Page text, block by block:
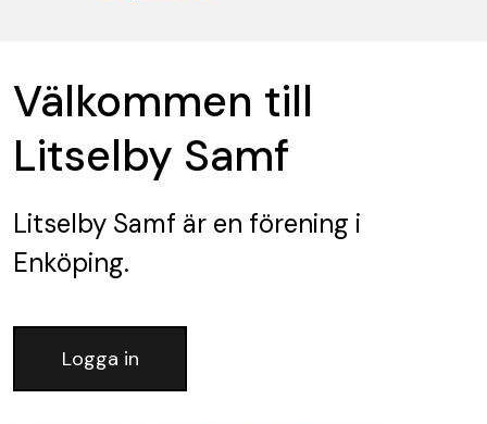
Välkommen till
Litselby Samf
Litselby Samf är en förening i
Enköping.
Logga in